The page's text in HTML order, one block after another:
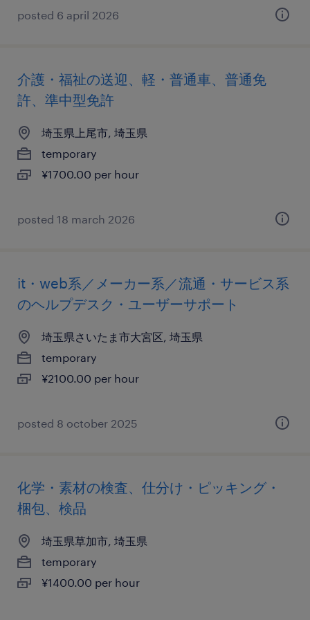
posted 6 april 2026
介護・福祉の送迎、軽・普通車、普通免
許、準中型免許
埼玉県上尾市, 埼玉県
temporary
¥1700.00 per hour
posted 18 march 2026
it・web系／メーカー系／流通・サービス系
のヘルプデスク・ユーザーサポート
埼玉県さいたま市大宮区, 埼玉県
temporary
¥2100.00 per hour
posted 8 october 2025
化学・素材の検査、仕分け・ピッキング・
梱包、検品
埼玉県草加市, 埼玉県
temporary
¥1400.00 per hour